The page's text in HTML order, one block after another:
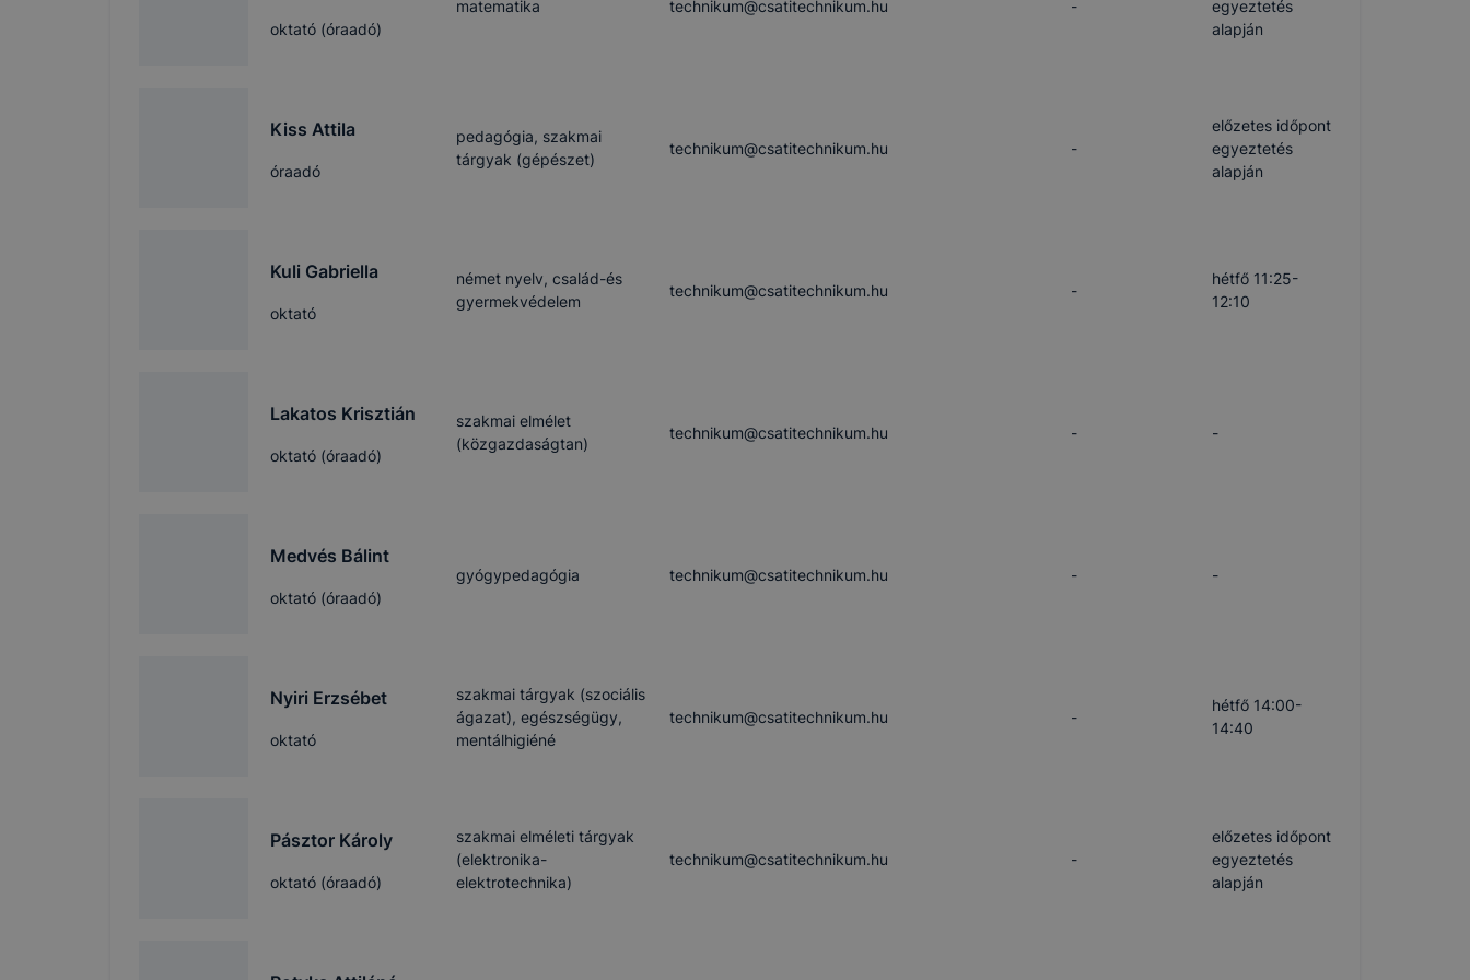
oktató (óraadó)
matematika technikum​@csatitechnikum.hu -
egyeztetés
alapján
Kiss Attila
óraadó
pedagógia, szakmai
tárgyak (gépészet)
technikum​@csatitechnikum.hu -
előzetes időpont
egyeztetés
alapján
Kuli Gabriella
oktató
német nyelv, család-és
gyermekvédelem
technikum​@csatitechnikum.hu -
hétfő 11:25-
12:10
Lakatos Krisztián
oktató (óraadó)
szakmai elmélet
(közgazdaságtan)
technikum​@csatitechnikum.hu - -
Medvés Bálint
oktató (óraadó)
gyógypedagógia technikum​@csatitechnikum.hu - -
Nyiri Erzsébet
oktató
szakmai tárgyak (szociális
ágazat), egészségügy,
mentálhigiéné
technikum​@csatitechnikum.hu -
hétfő 14:00-
14:40
Pásztor Károly
oktató (óraadó)
szakmai elméleti tárgyak
(elektronika-
elektrotechnika)
technikum​@csatitechnikum.hu -
előzetes időpont
egyeztetés
alapján
böngészőjében.